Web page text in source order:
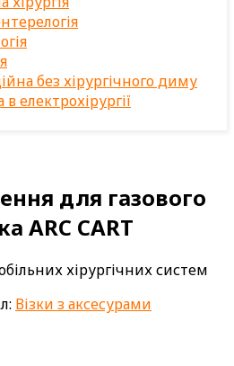
без хірургічного диму
в електрохірургії
для газового
ARC CART
хірургічних систем
Візки з аксесурами